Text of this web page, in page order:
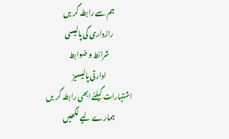
ہم سے رابطہ کریں
رازداری کی پالیسی
شرائط و ضوابط
ادارتی پالیسیز
اشتہارات کیلئے ابھی رابطہ کریں
ہمارے لیے لکھیں